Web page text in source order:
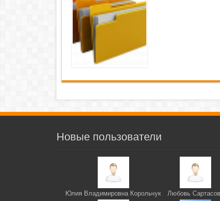
Новые пользователи
Юлия Владимировна Корольчук Любовь